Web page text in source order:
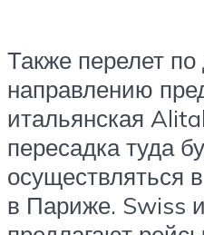
Также перелет
направлению
итальянская
пересадка туда
осуществляться
в Париже. Swiss